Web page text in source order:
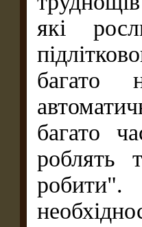
які
багато
багато
роблять